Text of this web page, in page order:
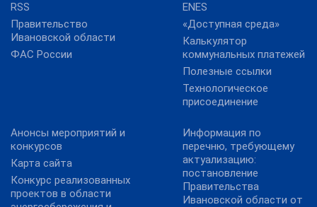
RSS
Правительство
Ивановской области
ФАС России
ENES
«Доступная среда»
Калькулятор
коммунальных платежей
Полезные ссылки
Технологическое
присоединение
Анонсы мероприятий и
конкурсов
Карта сайта
Конкурс реализованных
проектов в области
Информация по
перечню, требующему
актуализацию:
постановление
Правительства
Ивановской области от